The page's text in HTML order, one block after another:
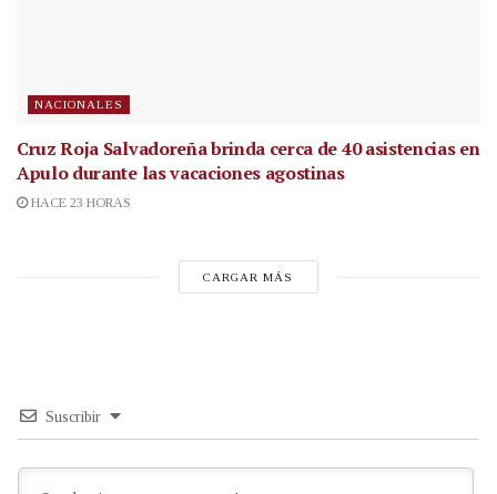
NACIONALES
Cruz Roja Salvadoreña brinda cerca de 40 asistencias en
Apulo durante las vacaciones agostinas
HACE 23 HORAS
CARGAR MÁS
Suscribir